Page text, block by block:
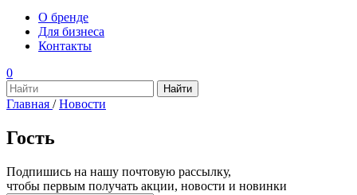
О бренде
Для бизнеса
Контакты
0
Главная / Новости
Гость
Подпишись на нашу почтовую рассылку,
чтобы первым получать акции, новости и новинки